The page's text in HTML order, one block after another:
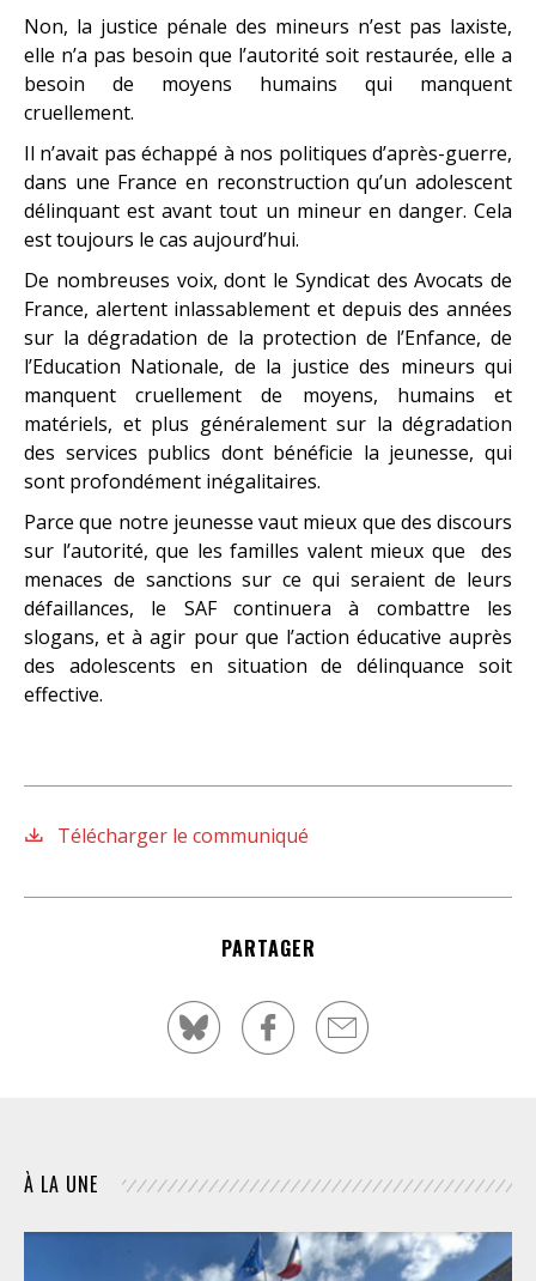
Non, la justice pénale des mineurs n’est pas laxiste,
elle n’a pas besoin que l’autorité soit restaurée, elle a
besoin de moyens humains qui manquent
cruellement.
Il n’avait pas échappé à nos politiques d’après-guerre,
dans une France en reconstruction qu’un adolescent
délinquant est avant tout un mineur en danger. Cela
est toujours le cas aujourd’hui.
De nombreuses voix, dont le Syndicat des Avocats de
France, alertent inlassablement et depuis des années
sur la dégradation de la protection de l’Enfance, de
l’Education Nationale, de la justice des mineurs qui
manquent cruellement de moyens, humains et
matériels, et plus généralement sur la dégradation
des services publics dont bénéficie la jeunesse, qui
sont profondément inégalitaires.
Parce que notre jeunesse vaut mieux que des discours
sur l’autorité, que les familles valent mieux que des
menaces de sanctions sur ce qui seraient de leurs
défaillances, le SAF continuera à combattre les
slogans, et à agir pour que l’action éducative auprès
des adolescents en situation de délinquance soit
effective.
Télécharger le communiqué
PARTAGER
À LA UNE